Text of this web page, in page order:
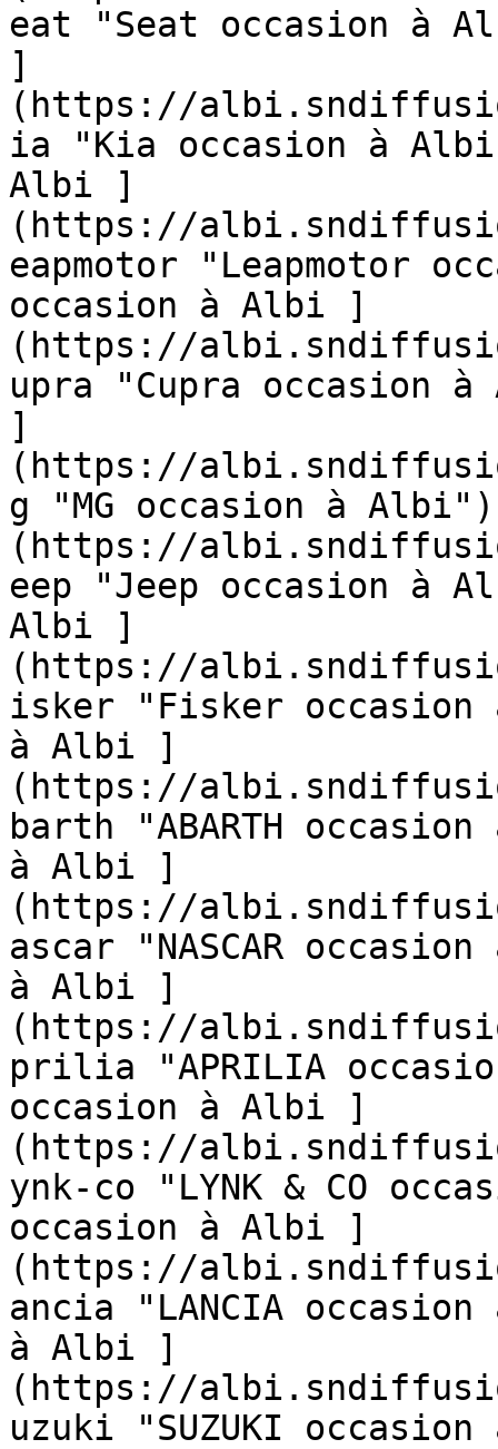
eat "Seat occasion à
]
(https://
ia "Kia occasion à
Albi ]
(https://
eapmotor "Leapmotor
occasion à Albi ]
(https://
upra "Cupra occasion
]
(https://
g "MG occasion à
(https://
eep "Jeep occasion à
Albi ]
(https://
isker "Fisker occasion
à Albi ]
(https://
barth "ABARTH
à Albi ]
(https://
ascar "NASCAR
à Albi ]
(https://
prilia "APRILIA
occasion à Albi ]
(https://
ynk-co "LYNK & CO
occasion à Albi ]
(https://
ancia "LANCIA
à Albi ]
(https://
uzuki "SUZUKI